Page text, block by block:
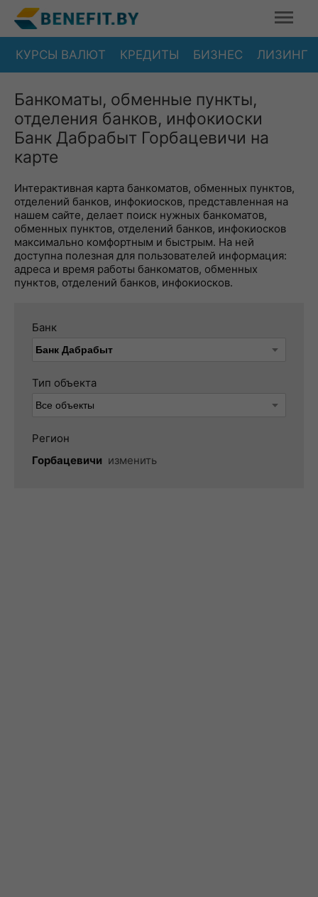
КУРСЫ ВАЛЮТ КРЕДИТЫ БИЗНЕС ЛИЗИНГ
Банкоматы, обменные пункты,
отделения банков, инфокиоски
Банк Дабрабыт Горбацевичи на
карте
Интерактивная карта банкоматов, обменных пунктов,
отделений банков, инфокиосков, представленная на
нашем сайте, делает поиск нужных банкоматов,
обменных пунктов, отделений банков, инфокиосков
максимально комфортным и быстрым. На ней
доступна полезная для пользователей информация:
адреса и время работы банкоматов, обменных
пунктов, отделений банков, инфокиосков.
Банк
Тип объекта
Регион
Горбацевичи изменить